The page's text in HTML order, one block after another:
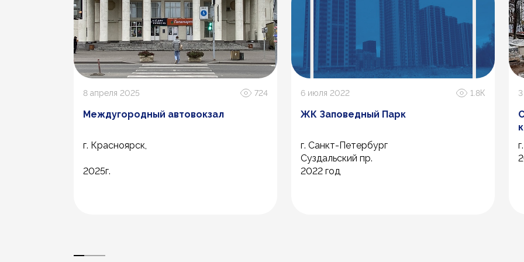
8 апреля 2025 724
Междугородный автовокзал
г. Красноярск,
2025г.
6 июля 2022 1.8К
ЖК Заповедный Парк
г. Санкт-Петербург
Суздальский пр.
2022 год